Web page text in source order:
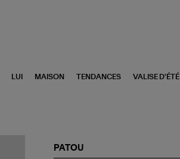
LUI MAISON TENDANCES VALISE D'ÉTÉ
PATOU